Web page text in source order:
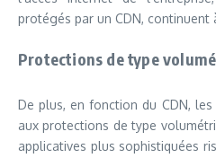
protégés par un CDN, continuent
Protections de type
De plus, en fonction du CDN,
aux protections de type
applicatives plus sophistiquées